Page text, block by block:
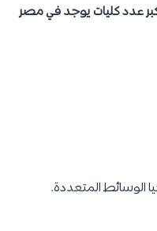
عدد كليات يوجد في مصر
الوسائط المتعددة.